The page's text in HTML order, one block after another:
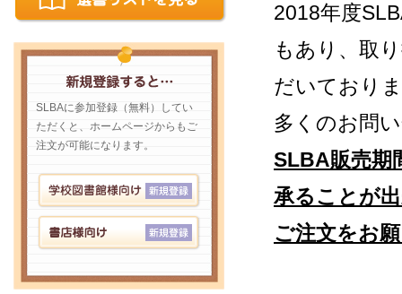
2018年度
もあり、取
だいており
多くのお問
SLBA販売期
承ることが
ご注文をお
SLBAに参加登録（無料）してい
ただくと、ホームページからもご
注文が可能になります。